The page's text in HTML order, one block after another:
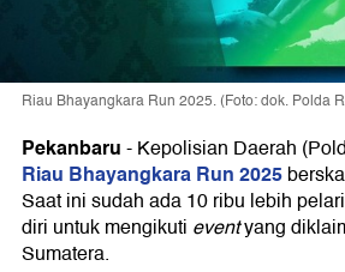
Riau Bhayangkara Run 2025. (Foto: dok. Polda
Pekanbaru-Kepolisian Daerah
Riau Bhayangkara Run 2025
Saat ini sudah ada 10 ribu lebih
diri untuk mengikuti eventyang
Sumatera.